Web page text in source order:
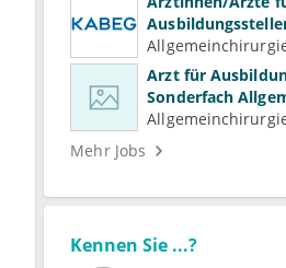
Allgemein- und
Arzt für
Sonderfach
Gefäßchirurgie
Mehr Jobs
Kennen Sie ...?